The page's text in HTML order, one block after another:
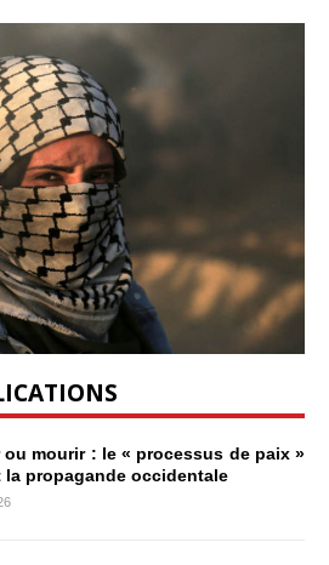
ou mourir : le « processus de paix »
la propagande occidentale